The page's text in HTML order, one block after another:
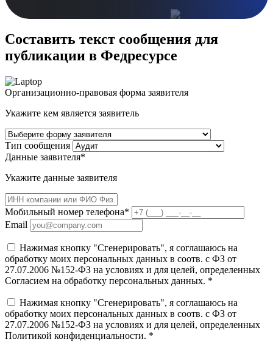
Составить текст сообщения для
публикации в Федресурсе
Организационно-правовая форма заявителя
Укажите кем является заявитель
Тип сообщения
Данные заявителя*
Укажите данные заявителя
Мобильный номер телефона*
Email
Нажимая кнопку "Сгенерировать", я соглашаюсь на
обработку моих персональных данных в соотв. с ФЗ от
27.07.2006 №152-ФЗ на условиях и для целей, определенных
Согласием на обработку персональных данных. *
Нажимая кнопку "Сгенерировать", я соглашаюсь на
обработку моих персональных данных в соотв. с ФЗ от
27.07.2006 №152-ФЗ на условиях и для целей, определенных
Политикой конфиденциальности. *